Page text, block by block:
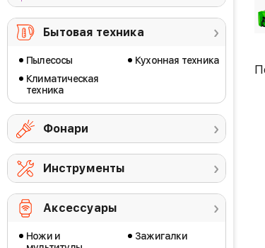
Бытовая техника
Пылесосы
Климатическая
техника
Кухонная техника
Фонари
Инструменты
Аксессуары
Ножи и
Зажигалки